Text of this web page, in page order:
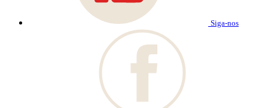
Siga-nos